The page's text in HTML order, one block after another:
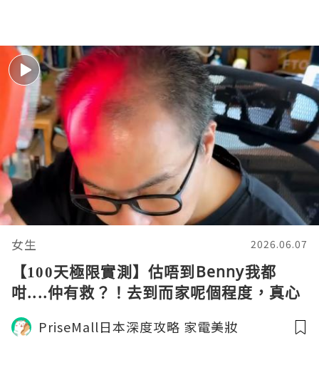
女生 2026.06.07
【100天極限實測】估唔到Benny我都
咁....仲有救？！去到而家呢個程度，真心
開心啊！👨🏻‍🦲➡️🧑🏻
PriseMall日本深度攻略 家電美妝